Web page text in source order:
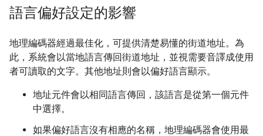
語言偏好設定的影響
地理編碼器經過最佳化，可提供清楚易懂的街道地址。為
此，系統會以當地語言傳回街道地址，並視需要音譯成使用
者可讀取的文字。其他地址則會以偏好語言顯示。
地址元件會以相同語言傳回，該語言是從第一個元件
中選擇。
如果偏好語言沒有相應的名稱，地理編碼器會使用最